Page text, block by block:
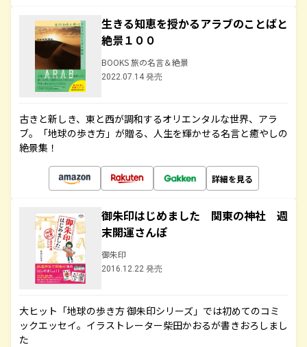
生きる知恵を授かるアラブのことばと
絶景１００
BOOKS 旅の名言＆絶景
2022.07.14 発売
古きと新しき、東と西が調和するオリエンタルな世界、アラ
ブ。「地球の歩き方」が贈る、人生を輝かせる名言と癒やしの
絶景集！
詳細を見る
御朱印はじめました 関東の神社 週
末開運さんぽ
御朱印
2016.12.22 発売
大ヒット「地球の歩き方 御朱印シリーズ」では初めてのコミ
ックエッセイ。イラストレーター柴田かおるが書きおろしまし
た